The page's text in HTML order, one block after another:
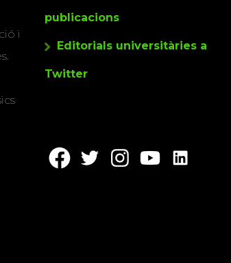
i
publicacions
Editorials universitàries a
Twitter